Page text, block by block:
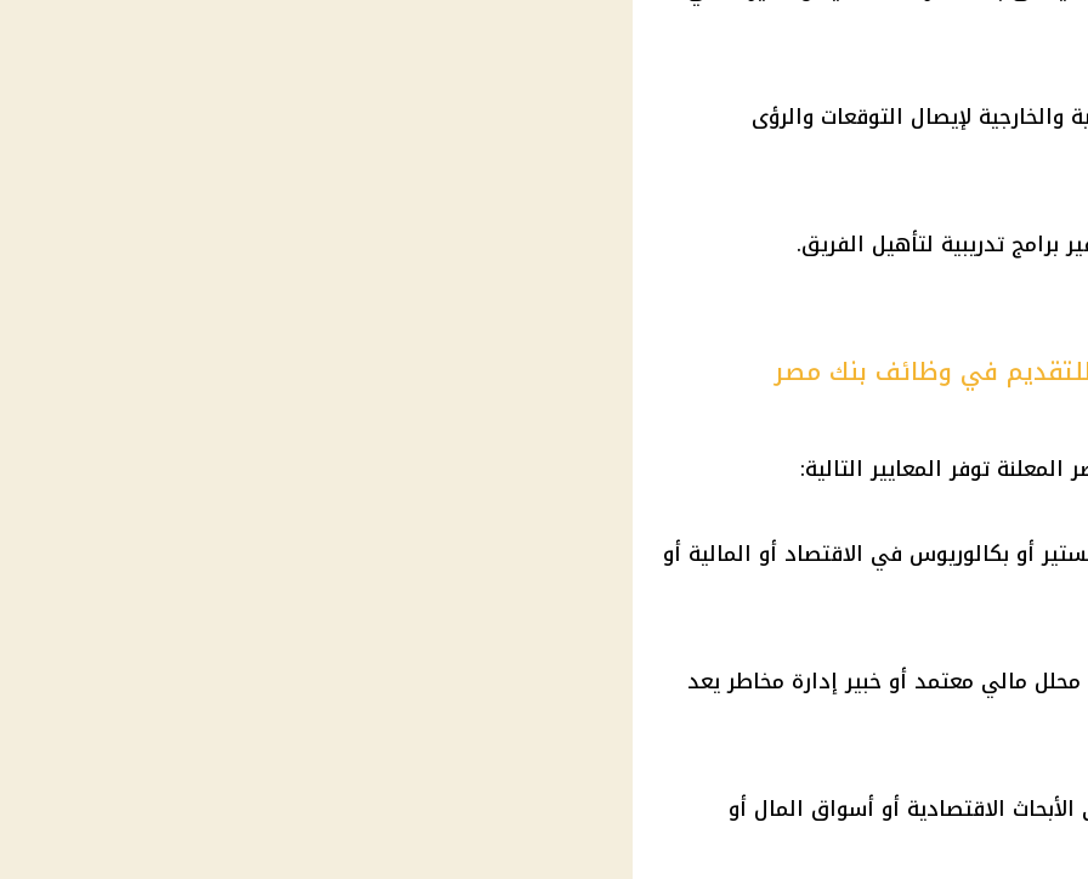
والخارجية لإيصال التوقعات والرؤى
تدريبية لتأهيل الفريق.
للتقديم في وظائف بنك مصر
توفر المعايير التالية:
أو بكالوريوس في الاقتصاد أو المالية أو
مالي معتمد أو خبير إدارة مخاطر يعد
عن 8 سنوات في الأبحاث الاقتصادية أو أسواق المال أو